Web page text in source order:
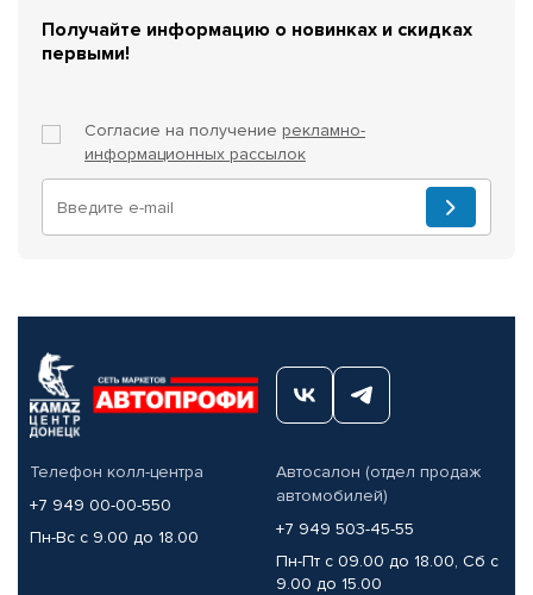
Получайте информацию о новинках и скидках
первыми!
Согласие на получение рекламно-
информационных рассылок
Телефон колл-центра
+7 949 00-00-550
Пн-Вс с 9.00 до 18.00
Автосалон (отдел продаж
автомобилей)
+7 949 503-45-55
Пн-Пт с 09.00 до 18.00, Сб с
9.00 до 15.00